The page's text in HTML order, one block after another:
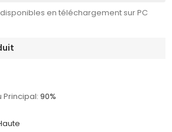
en téléchargement sur PC
Principal: 90%